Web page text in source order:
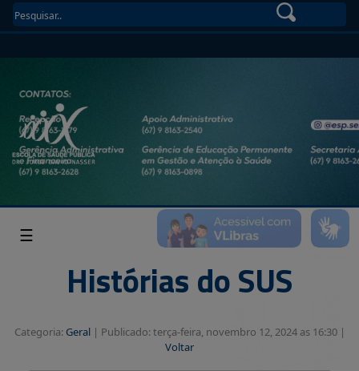
☰
Histórias do SUS
Categoria: Geral| Publicado: terça-feira, novembro 12, 2024 as 16:30 |
Voltar